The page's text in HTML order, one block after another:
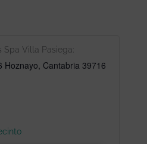
Spa Villa Pasiega:
Hoznayo, Cantabria 39716